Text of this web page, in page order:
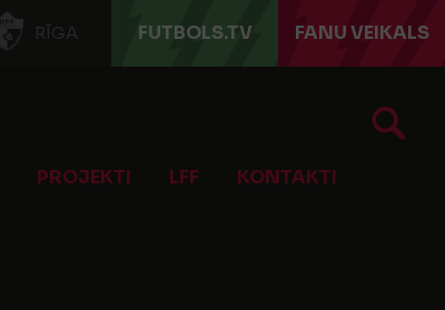
RĪGA FUTBOLS.TV FANU VEIKALS
PROJEKTI LFF KONTAKTI